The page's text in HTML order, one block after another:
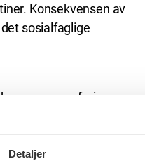
Detaljer
Konsekvensen av
sosialfaglige
egne erfaringer
hvordan
og etisk